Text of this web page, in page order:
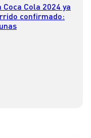
Cola 2024 ya
confirmado: